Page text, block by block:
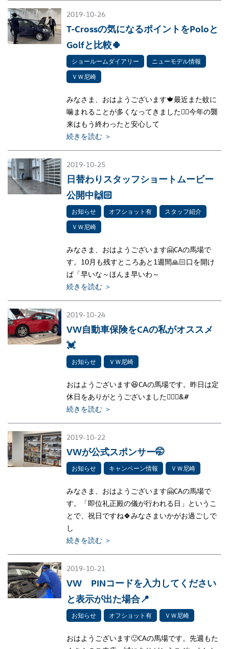
2019-10-26
T-Crossの気になるポイントをPoloと
Golfと比較🍀
ショールームダイアリー
ニューモデル情報
ＶＷ尼崎
みなさま、おはようございます🍁最近また蚊に
噛まれることが多くなってきました👎🏻今年の襲
来はもう終わったと安心して
続きを読む ＞
2019-10-25
日替わりスタッフショートムービー
公開中🙌🏻
お知らせ オフショット有
スタッフ紹介
ＶＷ尼崎
みなさま、おはようございます🤗CAの馬場で
す。10月も残すところあと1週間🙏🏻口を開け
ば「早いな～ほんま早いわ～
続きを読む ＞
2019-10-24
VW自動車保険をCAの私がオススメ
💓
お知らせ ＶＷ尼崎
おはようございます😆CAの馬場です。昨日は定
休日をありがとうございました🙇🏻‍♀&#
続きを読む ＞
2019-10-22
VWが公式スポンサー🤭
お知らせ キャンペーン情報 ＶＷ尼崎
みなさま、おはようございます🤗CAの馬場で
す。「即位礼正殿の儀が行われる日」というこ
とで、祝日ですね🍀みなさまいかがお過ごしで
し
続きを読む ＞
2019-10-21
VW PINコードを入力してください
と表示が出た場合📍
お知らせ オフショット有 ＶＷ尼崎
おはようございます🙂CAの馬場です。先週もた